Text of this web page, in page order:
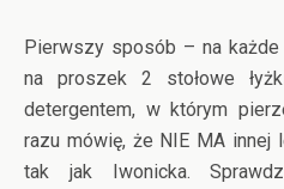
Pierwszy sposób – na
na proszek 2 stołowe
detergentem, w którym
razu mówię, że NIE MA innej
tak jak Iwonicka.